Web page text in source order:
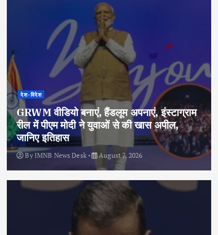
देश-विदेश
GRWM वीडियो बनाएं, हैंडलूम अपनाएं, इंस्टाग्राम
रील में पीएम मोदी ने युवाओं से की खास अपील,
जानिए इतिहास
By IMNB News Desk August 7, 2026